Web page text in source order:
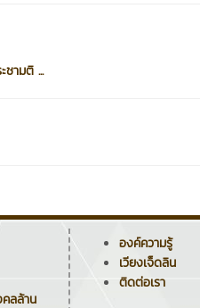
ชามติ ...
ลล้าน
องค์ความรู้
เวียงเจ็ดลิน
ติดต่อเรา